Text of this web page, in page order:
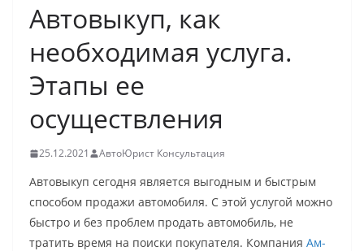
Автовыкуп, как
необходимая услуга.
Этапы ее
осуществления
25.12.2021 АвтоЮрист Консультация
Автовыкуп сегодня является выгодным и быстрым
способом продажи автомобиля. С этой услугой можно
быстро и без проблем продать автомобиль, не
тратить время на поиски покупателя. Компания Ам-